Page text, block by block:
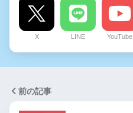
X LINE YouTube
前の記事